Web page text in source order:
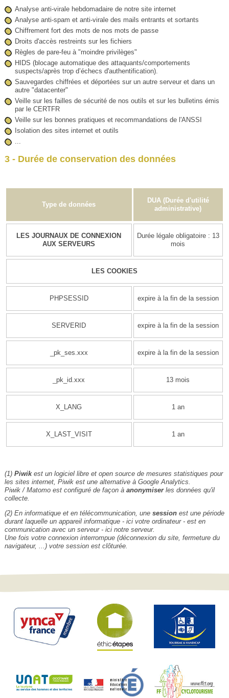
Analyse anti-virale hebdomadaire de notre site internet
Analyse anti-spam et anti-virale des mails entrants et sortants
Chiffrement fort des mots de nos mots de passe
Droits d'accès restreints sur les fichiers
Règles de pare-feu à "moindre privilèges"
HIDS (blocage automatique des attaquants/comportements
suspects/après trop d’échecs d'authentification).
Sauvegardes chiffrées et déportées sur un autre serveur et dans un
autre "datacenter"
Veille sur les failles de sécurité de nos outils et sur les bulletins émis
par le CERTFR
Veille sur les bonnes pratiques et recommandations de l'ANSSI
Isolation des sites internet et outils
3 - Durée de conservation des données
Type de données
DUA (Durée d'utilité
administrative)
LES JOURNAUX DE CONNEXION
AUX SERVEURS
Durée légale obligatoire : 13
mois
LES COOKIES
PHPSESSID expire à la fin de la session
SERVERID expire à la fin de la session
_pk_ses.xxx expire à la fin de la session
_pk_id.xxx 13 mois
X_LANG 1 an
X_LAST_VISIT 1 an
(1) Piwik est un logiciel libre et open source de mesures statistiques pour
les sites internet, Piwik est une alternative à Google Analytics.
Piwik / Matomo est configuré de façon à anonymiserles données qu'il
collecte.
(2) En informatique et en télécommunication, une session est une période
durant laquelle un appareil informatique - ici votre ordinateur - est en
communication avec un serveur - ici notre serveur.
Une fois votre connexion interrompue (déconnexion du site, fermeture du
navigateur, ...) votre session est clôturée.